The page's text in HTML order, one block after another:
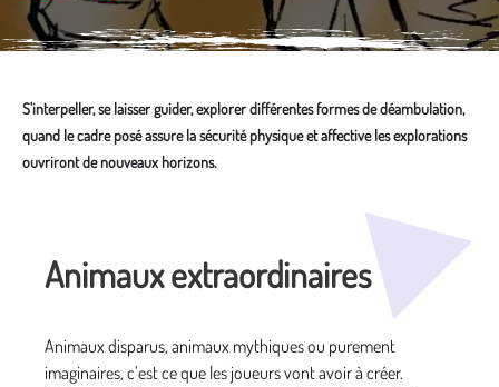
S'interpeller, se laisser guider, explorer différentes formes de déambulation,
quand le cadre posé assure la sécurité physique et affective les explorations
ouvriront de nouveaux horizons.
Animaux extraordinaires
Animaux disparus, animaux mythiques ou purement
imaginaires, c’est ce que les joueurs vont avoir à créer.